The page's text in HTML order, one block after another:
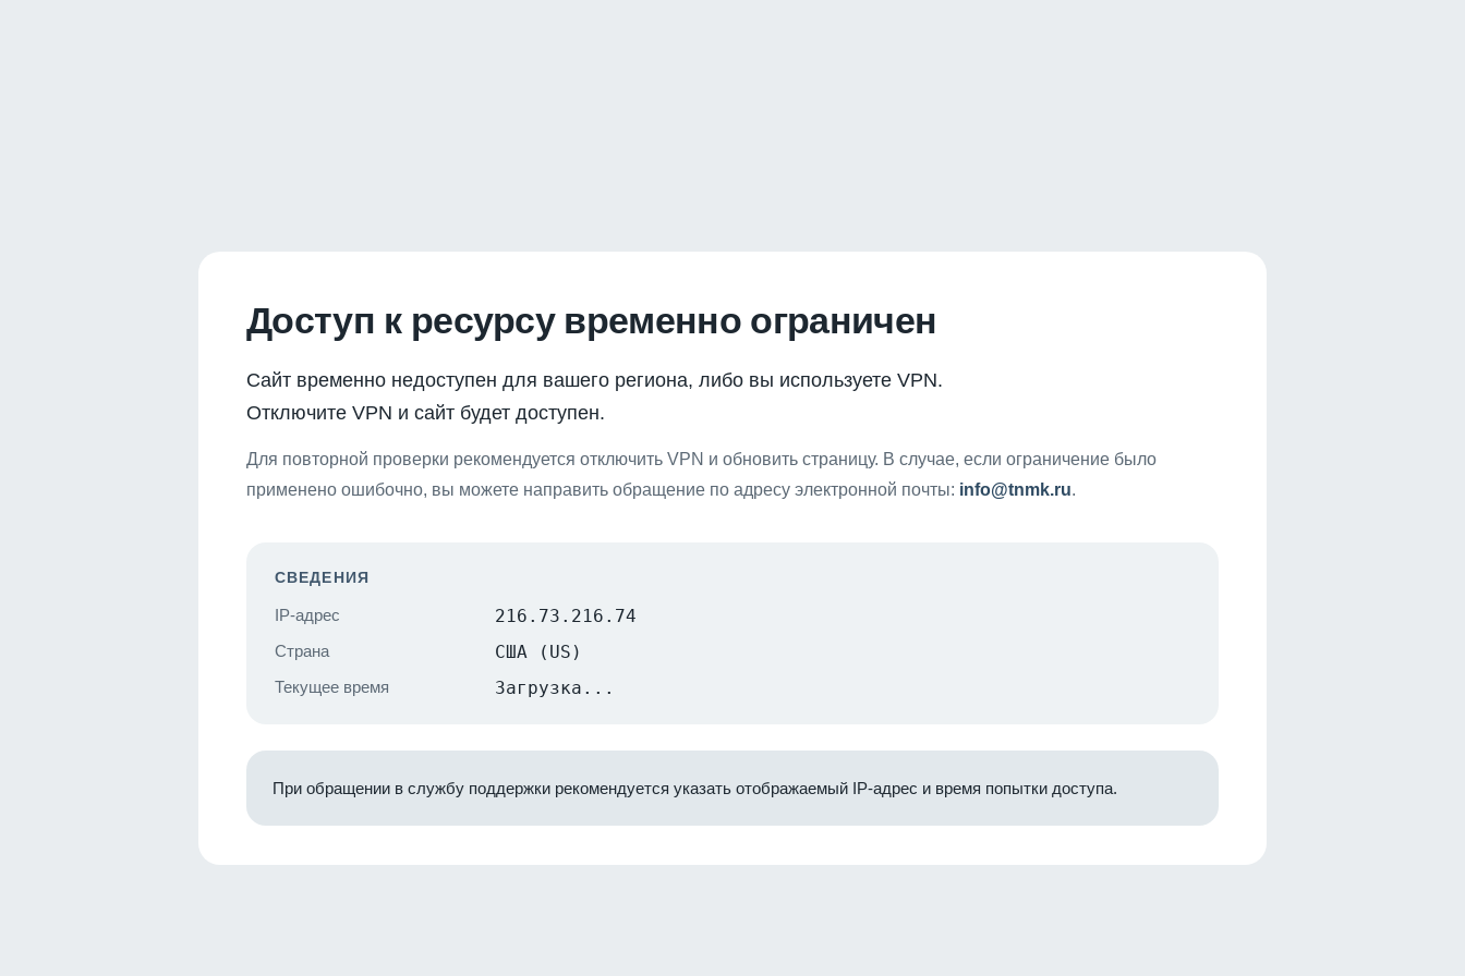
Доступ к ресурсу временно ограничен
Сайт временно недоступен для вашего региона, либо вы используете VPN.
Отключите VPN и сайт будет доступен.
Для повторной проверки рекомендуется отключить VPN и обновить страницу. В случае, если ограничение было
применено ошибочно, вы можете направить обращение по адресу электронной почты: info@tnmk.ru.
СВЕДЕНИЯ
IP-адрес 216.73.216.74
Страна США (US)
Текущее время Загрузка...
При обращении в службу поддержки рекомендуется указать отображаемый IP-адрес и время попытки доступа.